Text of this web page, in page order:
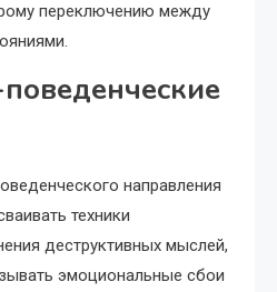
переключению между
направления
техники
деструктивных мыслей,
эмоциональные сбои